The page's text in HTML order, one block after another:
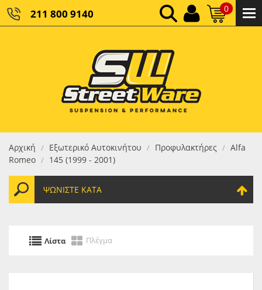
211 800 9140 0
ΚΑΘΑΡΌ ΣΎΝΟΛΟ:
ΤΕΛΙΚΌ ΣΎΝΟΛΟ:0,00 €
Αρχική / Εξωτερικό Αυτοκινήτου / Προφυλακτήρες / Alfa
Romeo / 145 (1999 - 2001)
ΨΩΝΊΣΤΕ ΚΑΤΆ
Λίστα Πλέγμα